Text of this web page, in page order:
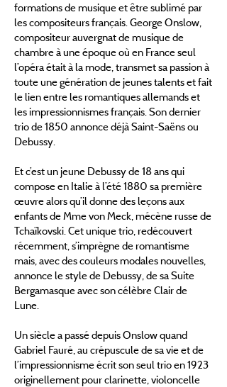
formations de musique et être sublimé par
les compositeurs français. George Onslow,
compositeur auvergnat de musique de
chambre à une époque où en France seul
l’opéra était à la mode, transmet sa passion à
toute une génération de jeunes talents et fait
le lien entre les romantiques allemands et
les impressionnismes français. Son dernier
trio de 1850 annonce déjà Saint-Saëns ou
Debussy.
Et c’est un jeune Debussy de 18 ans qui
compose en Italie à l’été 1880 sa première
œuvre alors qu’il donne des leçons aux
enfants de Mme von Meck, mécène russe de
Tchaïkovski. Cet unique trio, redécouvert
récemment, s’imprègne de romantisme
mais, avec des couleurs modales nouvelles,
annonce le style de Debussy, de sa Suite
Bergamasque avec son célèbre Clair de
Lune.
Un siècle a passé depuis Onslow quand
Gabriel Fauré, au crépuscule de sa vie et de
l’impressionnisme écrit son seul trio en 1923
originellement pour clarinette, violoncelle